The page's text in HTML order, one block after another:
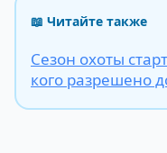
📖 Читайте также
Сезон охоты
кого разрешено